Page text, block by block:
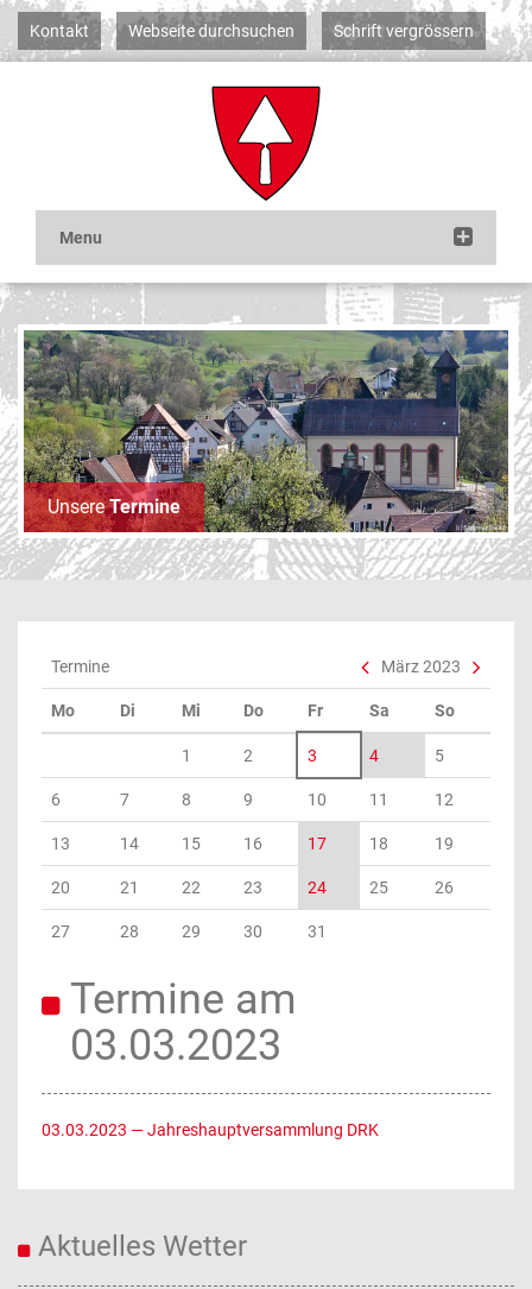
Kontakt Webseite durchsuchen Schrift vergrössern
UnsereTermine
Termine März 2023
Mo Di Mi Do Fr Sa So
1 2 3 4 5
6 7 8 9 10 11 12
13 14 15 16 17 18 19
20 21 22 23 24 25 26
27 28 29 30 31
Termine am
03.03.2023
03.03.2023 — Jahreshauptversammlung DRK
Aktuelles Wetter